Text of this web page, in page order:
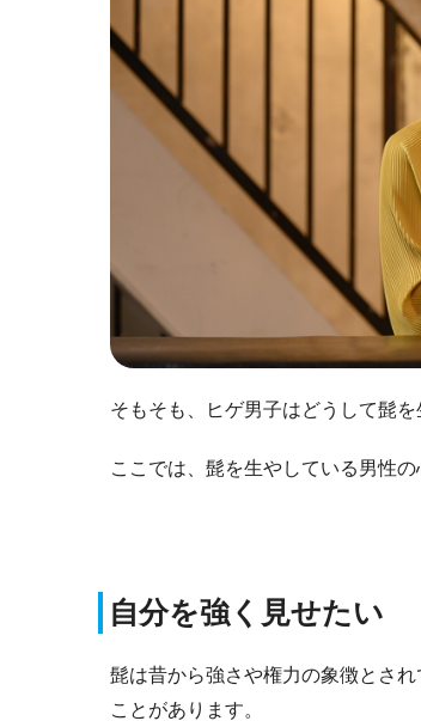
そもそも、ヒゲ男子はどうして髭を
ここでは、髭を生やしている男性の
自分を強く見せたい
髭は昔から強さや権力の象徴とさ
ことがあります。